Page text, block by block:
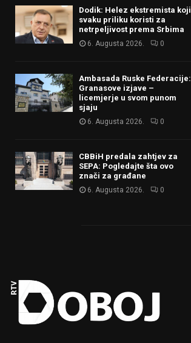
Dodik: Helez ekstremista koji
svaku priliku koristi za
netrpeljivost prema Srbima
6. Augusta 2026. 0
Ambasada Ruske Federacije:
Granasove izjave –
licemjerje u svom punom
sjaju
6. Augusta 2026. 0
CBBiH predala zahtjev za
SEPA: Pogledajte šta ovo
znači za građane
6. Augusta 2026. 0